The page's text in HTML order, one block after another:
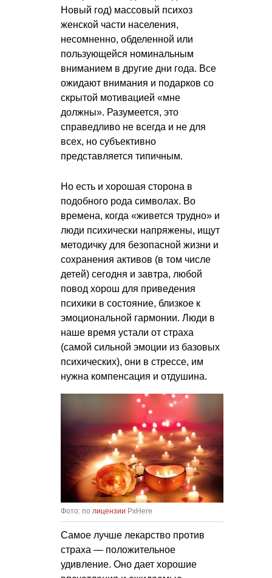
Новый год) массовый психоз
женской части населения,
несомненно, обделенной или
пользующейся номинальным
вниманием в другие дни года. Все
ожидают внимания и подарков со
скрытой мотивацией «мне
должны». Разумеется, это
справедливо не всегда и не для
всех, но субъективно
представляется типичным.
Но есть и хорошая сторона в
подобного рода символах. Во
времена, когда «живется трудно» и
люди психически напряжены, ищут
методичку для безопасной жизни и
сохранения активов (в том числе
детей) сегодня и завтра, любой
повод хорош для приведения
психики в состояние, близкое к
эмоциональной гармонии. Люди в
наше время устали от страха
(самой сильной эмоции из базовых
психических), они в стрессе, им
нужна компенсация и отдушина.
Фото: по лицензии PxHere
Самое лучше лекарство против
страха — положительное
удивление. Оно дает хорошие